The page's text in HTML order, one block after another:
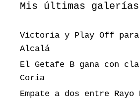
Mis últimas galerías
Victoria y Play Off
Alcalá
El Getafe B gana con
Coria
Empate a dos entre Rayo